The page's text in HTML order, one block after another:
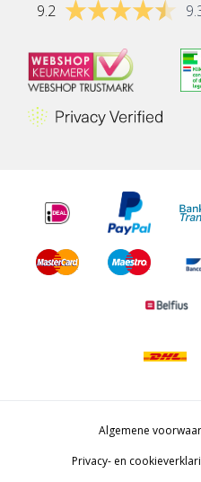
9.2
Algemene
Privacy- en